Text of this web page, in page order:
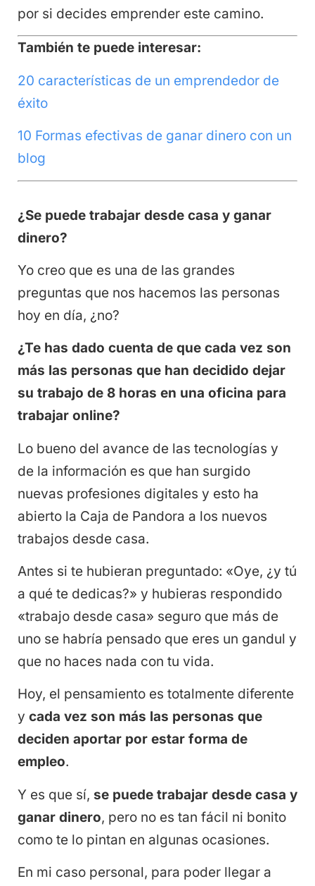
por si decides emprender este camino.
También te puede interesar:
20 características de un emprendedor de
éxito
10 Formas efectivas de ganar dinero con un
blog
¿Se puede trabajar desde casa y ganar
dinero?
Yo creo que es una de las grandes
preguntas que nos hacemos las personas
hoy en día, ¿no?
¿Te has dado cuenta de que cada vez son
más las personas que han decidido dejar
su trabajo de 8 horas en una oficina para
trabajar online?
Lo bueno del avance de las tecnologías y
de la información es que han surgido
nuevas profesiones digitales y esto ha
abierto la Caja de Pandora a los nuevos
trabajos desde casa.
Antes si te hubieran preguntado: «Oye, ¿y tú
a qué te dedicas?» y hubieras respondido
«trabajo desde casa» seguro que más de
uno se habría pensado que eres un gandul y
que no haces nada con tu vida.
Hoy, el pensamiento es totalmente diferente
y cada vez son más las personas que
deciden aportar por estar forma de
empleo.
Y es que sí, se puede trabajar desde casa y
ganar dinero, pero no es tan fácil ni bonito
como te lo pintan en algunas ocasiones.
En mi caso personal, para poder llegar a